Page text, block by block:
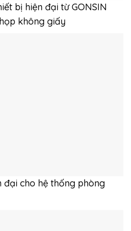
bị hiện đại từ GONSIN
không giấy
đại cho hệ thống phòng